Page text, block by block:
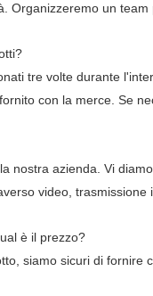
Organizzeremo un
tre volte durante
con la merce. Se
nostra azienda. Vi
video, trasmissione
è il prezzo?
siamo sicuri di